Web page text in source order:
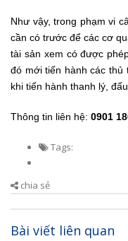
Như vậy, trong phạm vi
cần có trước để các cơ
tài sản xem có được
đó mới tiến hành các thủ
khi tiến hành thanh lý, đấu
Thông tin liên hệ: 0901
Tags:
chia sẻ
Bài viết liên quan